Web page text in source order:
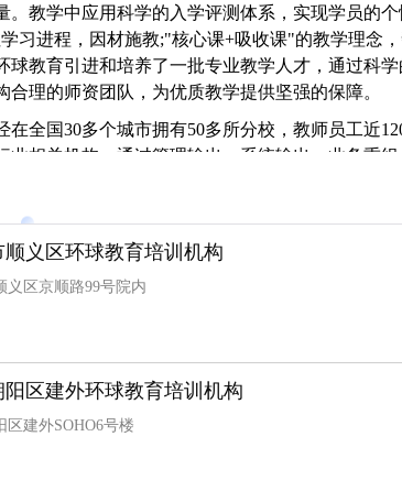
。教学中应用科学的入学评测体系，实现学员的
习进程，因材施教;"核心课+吸收课"的教学理念
球教育引进和培养了一批专业教学人才，通过科
合理的师资团队，为优质教学提供坚强的保障。
在全国30多个城市拥有50多所分校，教师员工近
业相关机构，通过管理输出、系统输出、业务重
展存在无限可能。
顺义区环球教育培训机构
义区京顺路99号院内
阳区建外环球教育培训机构
区建外SOHO6号楼